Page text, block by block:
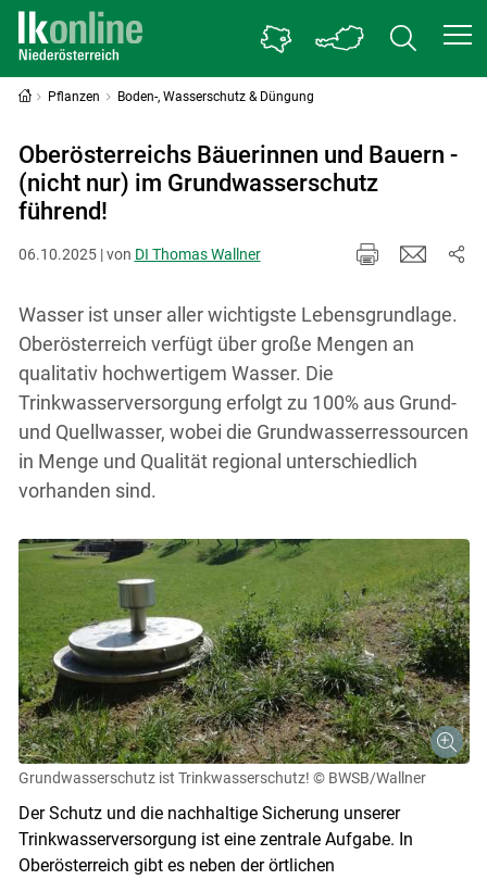
Pflanzen Boden-, Wasserschutz & Düngung
Oberösterreichs Bäuerinnen und Bauern -
(nicht nur) im Grundwasserschutz
führend!
06.10.2025 | von DI Thomas Wallner
Wasser ist unser aller wichtigste Lebensgrundlage.
Oberösterreich verfügt über große Mengen an
qualitativ hochwertigem Wasser. Die
Trinkwasserversorgung erfolgt zu 100% aus Grund-
und Quellwasser, wobei die Grundwasserressourcen
in Menge und Qualität regional unterschiedlich
vorhanden sind.
Grundwasserschutz ist Trinkwasserschutz! © BWSB/Wallner
Der Schutz und die nachhaltige Sicherung unserer
Trinkwasserversorgung ist eine zentrale Aufgabe. In
Oberösterreich gibt es neben der örtlichen